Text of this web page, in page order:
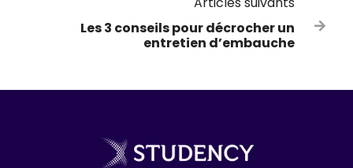
Les 3 conseils pour décrocher un
entretien d’embauche
